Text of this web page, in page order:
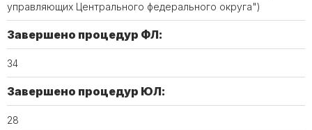
управляющих Центрального федерального округа")
Завершено процедур ФЛ:
34
Завершено процедур ЮЛ:
28